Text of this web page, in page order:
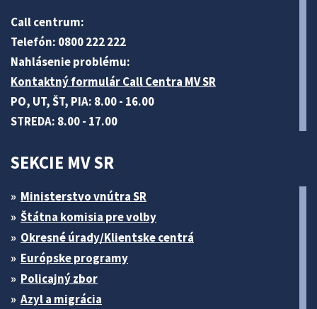
Call centrum:
Telefón: 0800 222 222
Nahlásenie problému:
Kontaktný formulár Call Centra MV SR
PO, UT, ŠT, PIA: 8.00 - 16.00
STREDA: 8.00 - 17.00
SEKCIE MV SR
Ministerstvo vnútra SR
Štátna komisia pre volby
Okresné úrady/Klientske centrá
Európske programy
Policajný zbor
Azyl a migrácia